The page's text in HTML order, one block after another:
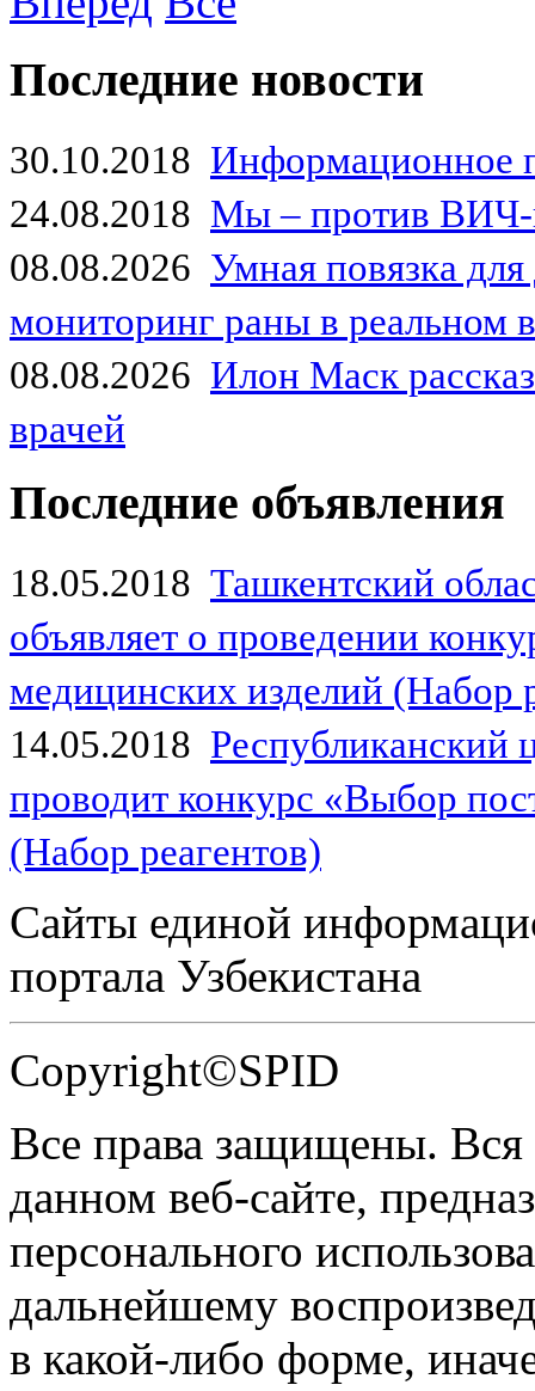
Последние новости
30.10.2018 Информационное
24.08.2018 Мы – против
08.08.2026 Умная повязка
мониторинг раны в реальном
08.08.2026 Илон Маск
врачей
Последние объявления
18.05.2018 Ташкентский
объявляет о проведении
медицинских изделий (Набор
14.05.2018
проводит конкурс «Выбор
(Набор реагентов)
Сайты единой
портала Узбекистана
Copyright©SPID
Все права защищены.
данном веб-сайте,
персонального
дальнейшему
в какой-либо форме,